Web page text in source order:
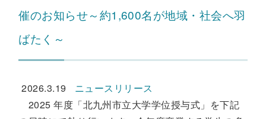
催のお知らせ～約1,600名が地域・社会へ羽
ばたく～
2026.3.19
ニュースリリース
2025 年度「北九州市立大学学位授与式」を下記